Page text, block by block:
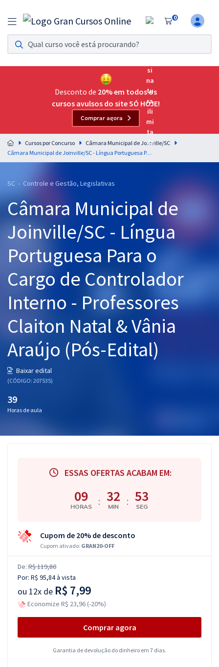
0
Assinatura Ilimitada 11
Acesso a todos os cursos. Teste grátis por 7 dias!
Assinatura OAB Até Passar
Acesso ilimitado a toda preparação para o Exame da
Residências Multiprofissionais
Preparação completa e intensiva para as principais
residências em saúde do Brasil
Cursos 20% OFF
Pós
Graduação
OAB
Questões grátis
Conteúdo gratuito
Aprovados
Desconto de 20% em todos os
cursos avulsos do site SÓ HOJE!
Comprar agora
Cursos por Concurso
Câmara Municipal de Joinville/SC
Câmara Municipal de Joinville/SC - Língua Portuguesa Para o Cargo de Controlador Interno - Professores Claiton Natal & Vânia Araújo (Pós-Edital)
SC - Controle e Gestão, Legislativas
Câmara Municipal de
Joinville/SC - Língua
Portuguesa Para o
Cargo de Controlador
Interno - Professores
Claiton Natal & Vânia
Araújo (Pós-Edital)
Baixar edital
(CÓDIGO: 207535)
39
Horas de aula
ESSAS OFERTAS ACABAM EM:
09
HORAS : 32
MIN : 52
SEG
Cupom de 20% de desconto
Cupom ativado: GRAN20-OFF
De: R$ 119,80
Por: R$ 95,84à vista
ou 12x de R$ 7,99
Economize R$ 23,96 (-20%)
Comprar agora
Garantia de devolução do dinheiro em 7 dias.